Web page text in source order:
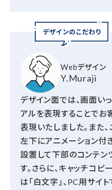
Webデザイン
Y.Muraji
デザイン面では、画面い
アルを表現することで
表現いたしました。また
左下にアニメーション付
設置して下部のコンテン
す。さらに、キャッチコピ
は「白文字」、PC用サイ